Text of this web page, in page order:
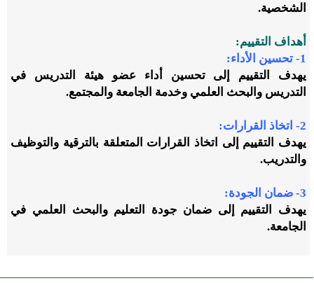
الشخصية.
أهداف التقييم:
1- تحسين الأداء:
يهدف التقييم إلى تحسين أداء عضو هيئة التدريس في
التدريس والبحث العلمي وخدمة الجامعة والمجتمع.
2- اتخاذ القرارات:
يهدف التقييم إلى اتخاذ القرارات المتعلقة بالترقية والتوظيف
والتدريب.
3- ضمان الجودة:
يهدف التقييم إلى ضمان جودة التعليم والبحث العلمي في
الجامعة.